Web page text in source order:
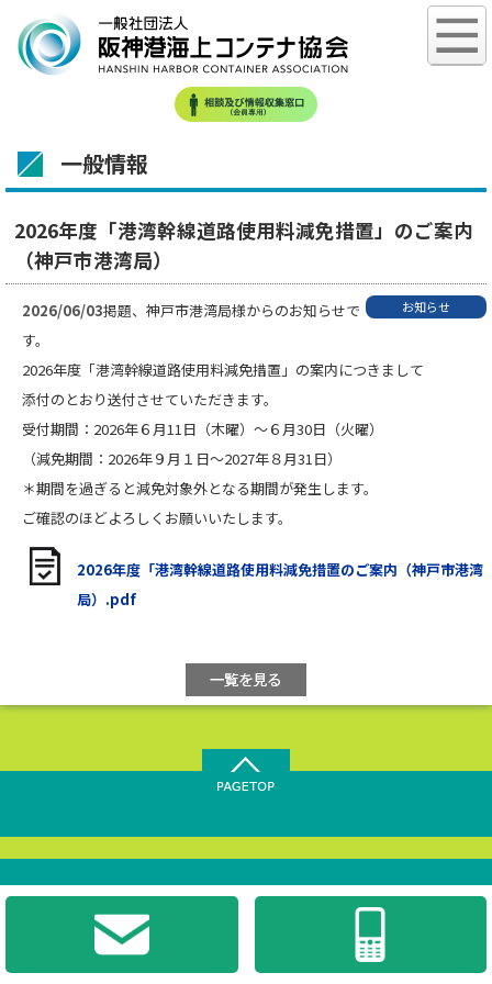
一般情報
2026年度「港湾幹線道路使用料減免措置」のご案内
（神戸市港湾局）
2026/06/03 お知らせ
掲題、神戸市港湾局様からのお知らせで
す。
2026年度「港湾幹線道路使用料減免措置」の案内につきまして
添付のとおり送付させていただきます。
受付期間：2026年６月11日（木曜）～６月30日（火曜）
（減免期間：2026年９月１日～2027年８月31日）
＊期間を過ぎると減免対象外となる期間が発生します。
ご確認のほどよろしくお願いいたします。
2026年度「港湾幹線道路使用料減免措置のご案内（神戸市港湾
局）.pdf